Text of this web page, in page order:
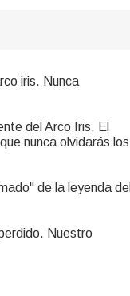
iris. Nunca
del Arco Iris. El
nunca olvidarás los
de la leyenda del
Nuestro